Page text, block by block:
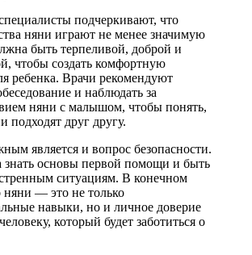
подчеркивают, что
няни играют не менее значимую
быть терпеливой, доброй и
чтобы создать комфортную
ребенка. Врачи рекомендуют
и наблюдать за
няни с малышом, чтобы понять,
подходят друг другу.
является и вопрос безопасности.
основы первой помощи и быть
ситуациям. В конечном
няни — это не только
навыки, но и личное доверие
который будет заботиться о